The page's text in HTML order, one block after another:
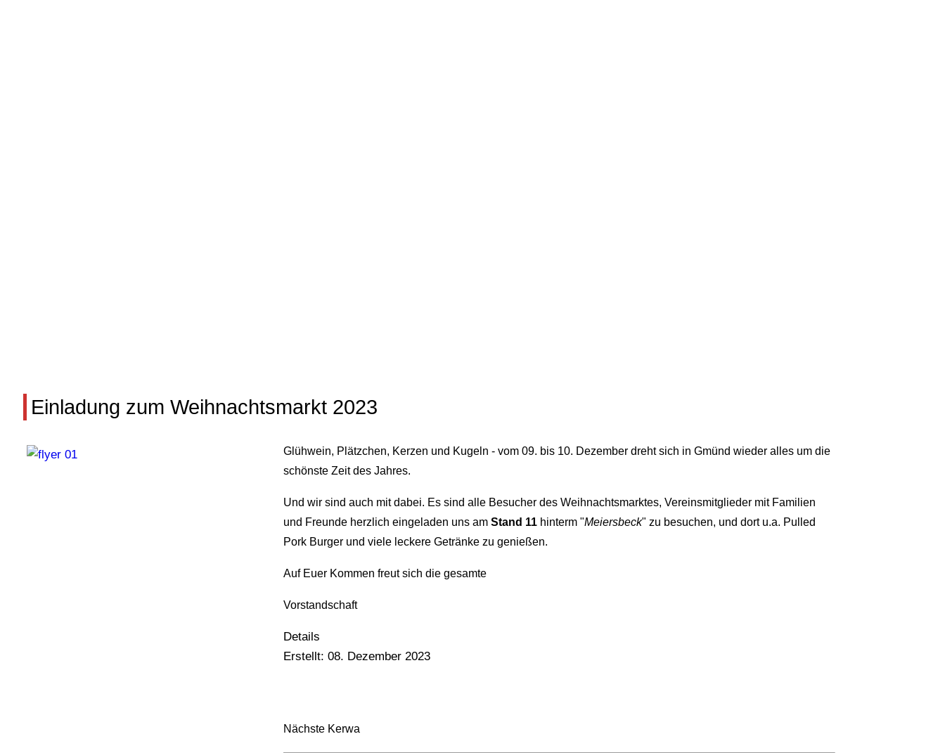
Einladung zum Weihnachtsmarkt 2023
Glühwein, Plätzchen, Kerzen und Kugeln - vom 09. bis 10. Dezember dreht sich in Gmünd wieder alles um die
schönste Zeit des Jahres.
Und wir sind auch mit dabei. Es sind alle Besucher des Weihnachtsmarktes, Vereinsmitglieder mit Familien
und Freunde herzlich eingeladen uns am Stand 11 hinterm "Meiersbeck" zu besuchen, und dort u.a. Pulled
Pork Burger und viele leckere Getränke zu genießen.
Auf Euer Kommen freut sich die gesamte
Vorstandschaft
Details
Erstellt: 08. Dezember 2023
Nächste Kerwa